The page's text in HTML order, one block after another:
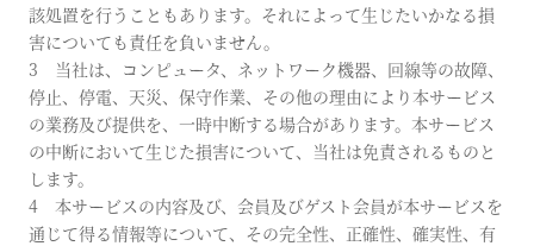
該処置を行うこともあります。それによって生じたいかなる損
害についても責任を負いません。
3 当社は、コンピュータ、ネットワーク機器、回線等の故障、
停止、停電、天災、保守作業、その他の理由により本サービス
の業務及び提供を、一時中断する場合があります。本サービス
の中断において生じた損害について、当社は免責されるものと
します。
4 本サービスの内容及び、会員及びゲスト会員が本サービスを
通じて得る情報等について、その完全性、正確性、確実性、有